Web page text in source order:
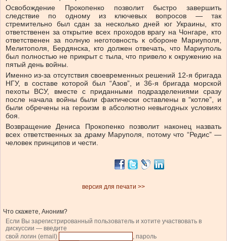
Освобождение Прокопенко позволит быстро завершить
следствие по одному из ключевых вопросов — так
стремительно был сдан за несколько дней юг Украины, кто
ответственен за открытие всех проходов врагу на Чонгаре, кто
ответственен за полную неготовность к обороне Мариуполя,
Мелитополя, Бердянска, кто должен отвечать, что Мариуполь
был полностью не прикрыт с тыла, что привело к окружению на
пятый день войны.
Именно из-за отсутствия своевременных решений 12-я бригада
НГУ, в составе которой был “Азов”, и 36-я бригада морской
пехоты ВСУ, вместе с приданными подразделениями сразу
после начала войны были фактически оставлены в “котле”, и
были обречены на героизм в абсолютно невыгодных условиях
боя.
Возвращение Дениса Прокопенко позволит наконец назвать
всех ответственных за драму Маруполя, потому что “Редис” —
человек принципов и чести.
версия для печати >>
Что скажете, Аноним?
Если Вы зарегистрированный пользователь и хотите участвовать в
дискуссии — введите
свой логин (email)
, пароль